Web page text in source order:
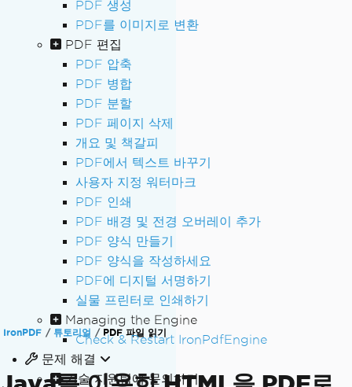
PDF 생성
PDF를 이미지로 변환
PDF 편집
PDF 압축
PDF 병합
PDF 분할
PDF 페이지 삭제
개요 및 책갈피
PDF에서 텍스트 바꾸기
사용자 지정 워터마크
PDF 인쇄
PDF 배경 및 전경 오버레이 추가
PDF 양식 만들기
PDF 양식을 작성하세요
PDF에 디지털 서명하기
실물 프린터로 인쇄하기
Managing the Engine
Check & Restart IronPdfEngine
문제 해결
기술 지원팀에 문의하기
IronPDF 튜토리얼 PDF 파일 읽기